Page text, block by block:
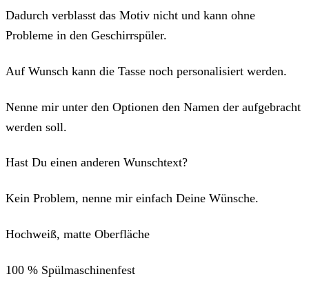
Dadurch verblasst das Motiv nicht und kann ohne
Probleme in den Geschirrspüler.
Auf Wunsch kann die Tasse noch personalisiert werden.
Nenne mir unter den Optionen den Namen der aufgebracht
werden soll.
Hast Du einen anderen Wunschtext?
Kein Problem, nenne mir einfach Deine Wünsche.
Hochweiß, matte Oberfläche
100 % Spülmaschinenfest